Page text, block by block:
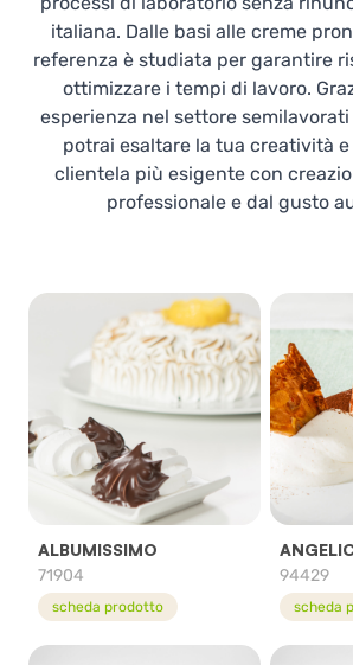
italiana. Dalle basi alle creme
referenza è studiata per garantire
ottimizzare i tempi di lavoro.
esperienza nel settore
potrai esaltare la tua creatività
clientela più esigente con
professionale e dal gusto
ALBUMISSIMO
71904
scheda prodotto
94429
scheda